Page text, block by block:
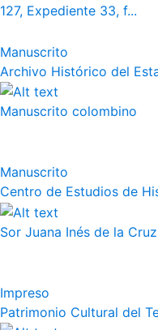
127, Expediente 33, f...
Manuscrito
Archivo Histórico del
Manuscrito colombino
Manuscrito
Centro de Estudios de
Sor Juana Inés de la
Impreso
Patrimonio Cultural del